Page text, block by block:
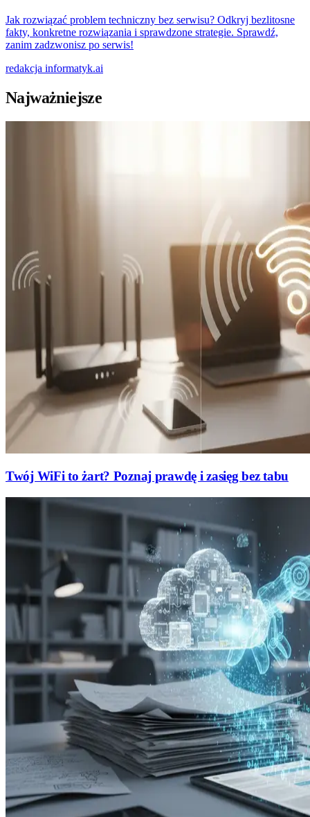
Jak rozwiązać problem techniczny bez serwisu? Odkryj bezlitosne
fakty, konkretne rozwiązania i sprawdzone strategie. Sprawdź,
zanim zadzwonisz po serwis!
redakcja informatyk.ai
Najważniejsze
Twój WiFi to żart? Poznaj prawdę i zasięg bez tabu